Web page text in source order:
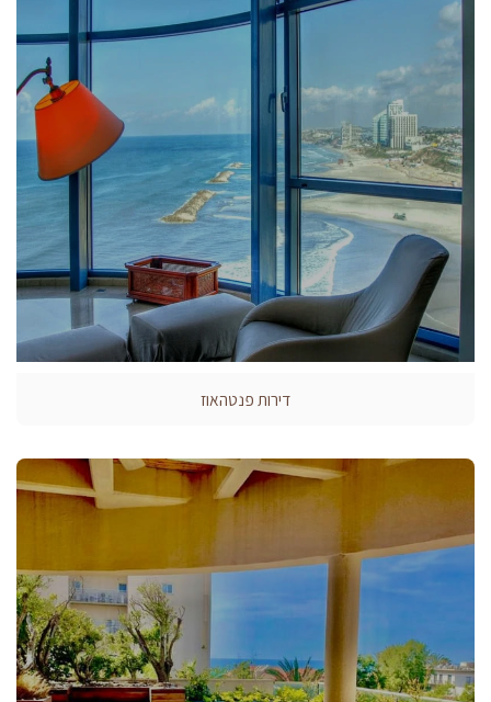
דירות פנטהאוז